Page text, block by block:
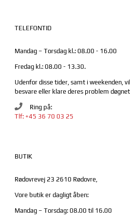
TELEFONTID
Mandag – Torsdag kl.: 08.00 - 16.00
Fredag kl.: 08.00 - 13.30.
Udenfor disse tider, samt i weekenden,
besvare eller klare deres problem
Ring på:
Tlf: +45 36 70 03 25
BUTIK
Rødovrevej 23 2610 Rødovre,
Vore butik er dagligt åben:
Mandag – Torsdag: 08.00 til 16.00